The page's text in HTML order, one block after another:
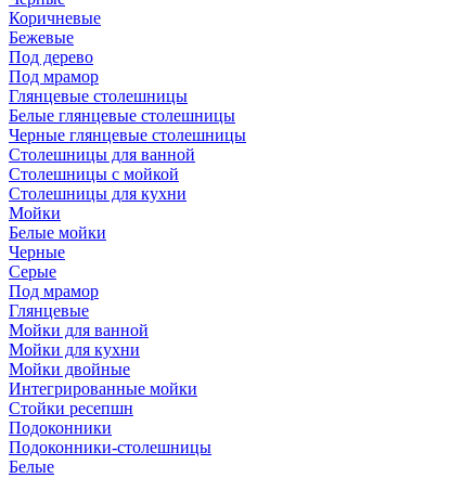
Коричневые
Бежевые
Под дерево
Под мрамор
Глянцевые столешницы
Белые глянцевые столешницы
Черные глянцевые столешницы
Столешницы для ванной
Столешницы с мойкой
Столешницы для кухни
Мойки
Белые мойки
Черные
Серые
Под мрамор
Глянцевые
Мойки для ванной
Мойки для кухни
Мойки двойные
Интегрированные мойки
Стойки ресепшн
Подоконники
Подоконники-столешницы
Белые